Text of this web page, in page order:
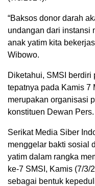
“Baksos donor darah
undangan dari instansi
anak yatim kita
Wibowo.
Diketahui, SMSI berdiri
tepatnya pada Kamis 7
merupakan organisasi
konstituen Dewan Pers.
Serikat Media Siber
menggelar bakti sosial
yatim dalam rangka
ke-7 SMSI, Kamis (7/
sebagai bentuk